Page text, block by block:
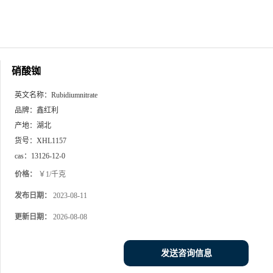
硝酸铷
英文名称： Rubidiumnitrate
品牌： 鑫红利
产地： 湖北
货号： XHL1157
cas： 13126-12-0
价格： ￥1/千克
发布日期： 2023-08-11
更新日期： 2026-08-08
发送咨询信息